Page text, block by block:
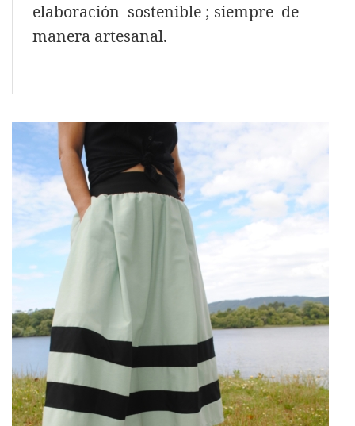
elaboración sostenible ; siempre de
manera artesanal.